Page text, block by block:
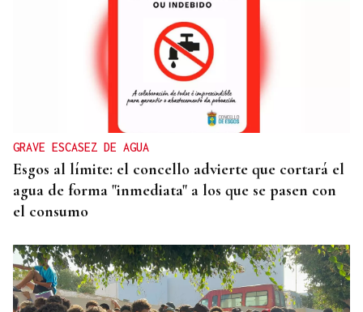
Turismo veta la “Ruta del Narcotráfico” de
Laureano Oubiña por no cumplir con la Ley de
Turismo de Galicia
GRAVE ESCASEZ DE AGUA
Esgos al límite: el concello advierte que cortará el
agua de forma "inmediata" a los que se pasen con
el consumo